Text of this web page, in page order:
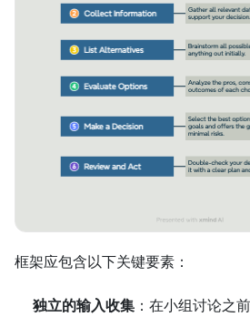
框架应包含以下关键要素：
独立的输入收集 ：在小组讨论之